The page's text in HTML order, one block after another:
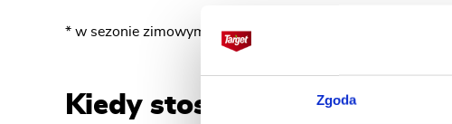
Zgoda
* w sezonie zimowym (listopad- luty) dawkę zmniejszamy o
Kiedy stosować pałeczki